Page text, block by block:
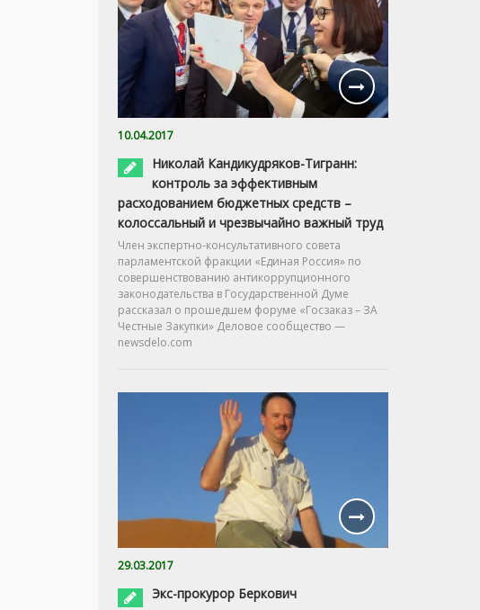
10.04.2017
Николай Кандикудряков-Тигранн:
контроль за эффективным
расходованием бюджетных средств –
колоссальный и чрезвычайно важный труд
Член экспертно-консультативного совета
парламентской фракции «Единая Россия» по
совершенствованию антикоррупционного
законодательства в Государственной Думе
рассказал о прошедшем форуме «Госзаказ – ЗА
Честные Закупки» Деловое сообщество —
newsdelo.com
29.03.2017
Экс-прокурор Беркович